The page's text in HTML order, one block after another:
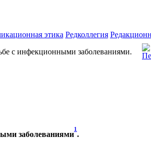
этика Редколлегия
с инфекционными заболеваниями.
заболеваниями
1
.